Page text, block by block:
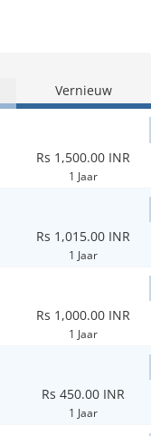
Vernieuw
Rs 1,500.00 INR
1 Jaar
Rs 1,015.00 INR
1 Jaar
Rs 1,000.00 INR
1 Jaar
Rs 450.00 INR
1 Jaar